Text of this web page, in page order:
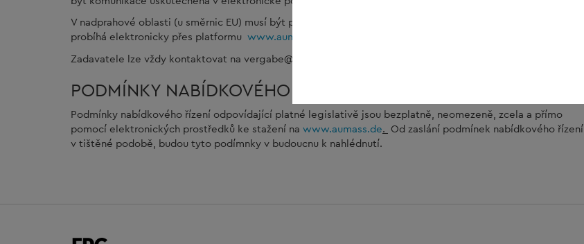
V nadprahové oblasti (u směrnic EU) musí být předpisy zveřejňovány zcela elektronicky. Komunikace proto
probíhá elektronicky přes platformu www.aumass.de
Zadavatele lze vždy kontaktovat na vergabe@landkreis-frg.de
PODMÍNKY NABÍDKOVÉHO ŘÍZENÍ
Podmínky nabídkového řízení odpovídající platné legislativě jsou bezplatně, neomezeně, zcela a přímo
pomocí elektronických prostředků ke stažení na www.aumass.de. Od zaslání podmínek nabídkového řízení
v tištěné podobě, budou tyto podímnky v budoucnu k nahlédnutí.